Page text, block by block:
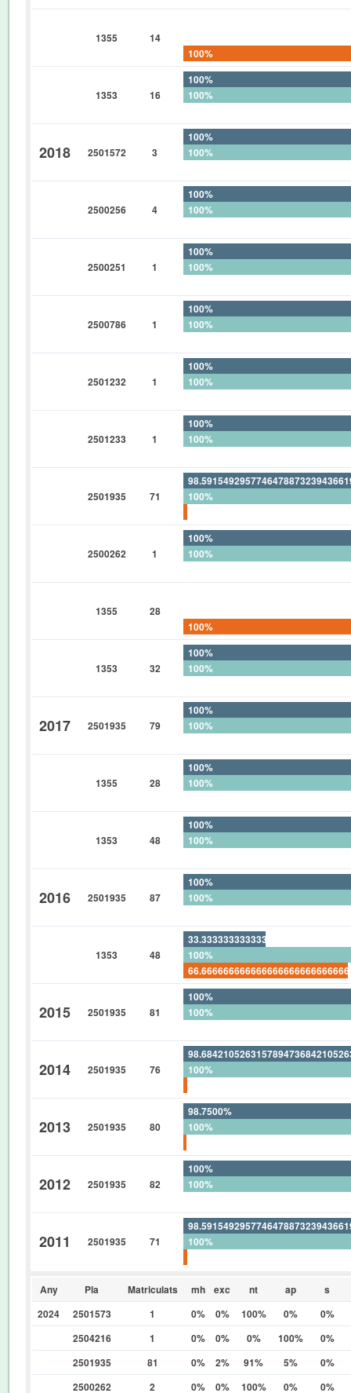
1355 14
100%
1353 16
100%
100%
2018 2501572 3
100%
100%
2500256 4
100%
100%
2500251 1
100%
100%
2500786 1
100%
100%
2501232 1
100%
100%
2501233 1
100%
100%
2501935 71
100%
2500262 1
100%
100%
1355 28
100%
1353 32
100%
100%
2017 2501935 79
100%
100%
1355 28
100%
100%
1353 48
100%
100%
2016 2501935 87
100%
100%
1353 48
100%
2015 2501935 81
100%
100%
2014 2501935 76
100%
2013 2501935 80
98.7500%
100%
2012 2501935 82
100%
100%
2011 2501935 71
100%
Any Pla Matriculats mh exc nt ap
s
2024
2501573 1 0% 0% 100% 0%
0%
2504216
1 0% 0% 0% 100%
0%
2501935
81 0% 2% 91% 5%
0%
2500262
2 0% 0% 100% 0% 0%